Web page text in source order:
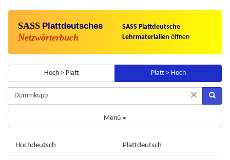
SASS Plattdeutsches
Netzwörterbuch
SASS Plattdeutsche
Lehrmaterialien öffnen
Hoch > Platt Platt > Hoch
×
Menü
Hochdeutsch Plattdeutsch